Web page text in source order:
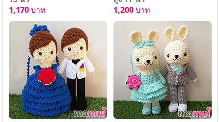
1,170บาท
1,200บาท